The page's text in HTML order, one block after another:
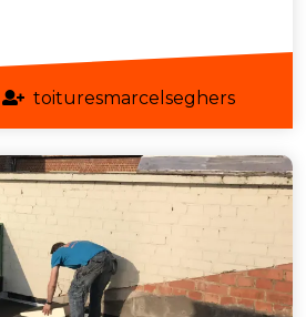
Sous
Toiture
toituresmarcelseghers